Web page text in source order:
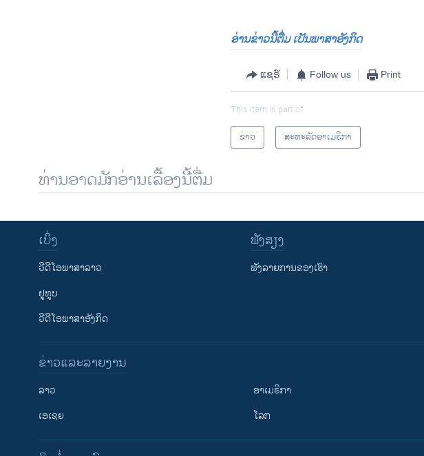
ອ່ານຂ່າວນີ້ຕື່ມ ເປັນພາສາອັງກິດ
ແຊຣ໌ Follow us Print
This item is part of
ຂ່າວ
ສະຫະລັດອາເມຣິກາ
ທ່ານອາດມັກອ່ານເລື້ອງນີ້ຕື່ມ
ເບິ່ງ
ວີດີໂອພາສາລາວ
ຢູທູບ
ວີດີໂອພາສາອັງກິດ
ຟັງສຽງ
ຟັງລາຍການຂອງເຮົາ
ຂ່າວແລະລາຍງານ
ລາວ
ເອເຊຍ
ອາເມຣິກາ
ໂລກ